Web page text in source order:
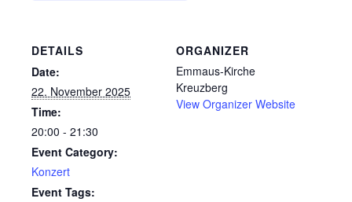
DETAILS
Date:
22. November 2025
Time:
20:00 - 21:30
Event Category:
Konzert
Event Tags:
ORGANIZER
Emmaus-Kirche
Kreuzberg
View Organizer Website